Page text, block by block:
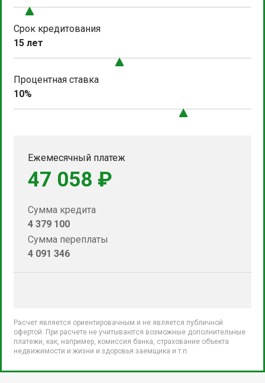
Срок кредитования
15 лет
Процентная ставка
10%
Ежемесячный платеж
47 058 ₽
Сумма кредита
4 379 100
Сумма переплаты
4 091 346
Расчет является ориентировачным и не является публичной
офертой. При расчете не учитываются возможные дополнительные
платежи, как, например, комиссия банка, страхование объекта
недвижимости и жизни и здоровья заемщика и т.п.